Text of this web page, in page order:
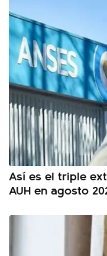
Así es el triple
AUH en agosto